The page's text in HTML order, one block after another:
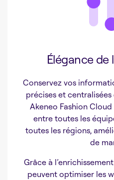
Élégance de
Conservez vos
précises et
Akeneo Fashion
entre toutes les
toutes les régions,
de
Grâce à
peuvent optimiser les